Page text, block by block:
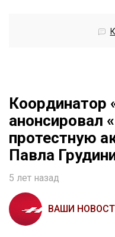
Координатор
анонсировал
протестную
Павла
5 лет назад
ВАШИ